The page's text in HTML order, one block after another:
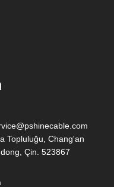
Topluluğu, Chang'an
Çin. 523867